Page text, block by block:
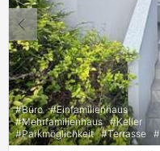
#Büro #Einfamilienhaus
#Mehrfamilienhaus #Keller
#Parkmöglichkeit #Terrasse #